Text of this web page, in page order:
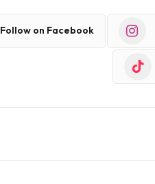
Follow on Facebook